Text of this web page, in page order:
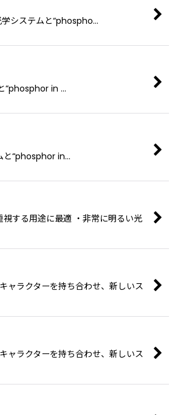
システムと“phospho…
“phosphor in …
と“phosphor in…
する用途に最適 ・非常に明るい光
ャラクターを持ち合わせ、新しいス
ャラクターを持ち合わせ、新しいス